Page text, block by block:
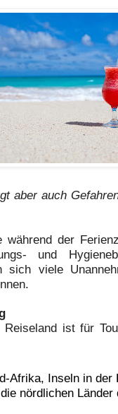
aber auch
der
und
sich viele
Reiseland ist für
Afrika, Inseln in der
nördlichen